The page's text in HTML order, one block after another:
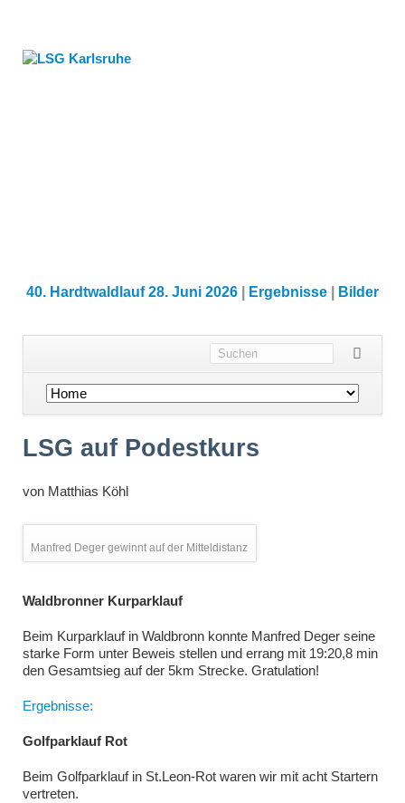
40. Hardtwaldlauf 28. Juni 2026 Ergebnisse Bilder
Navigation
LSG auf Podestkurs
von Matthias Köhl
Manfred Deger gewinnt auf der Mitteldistanz
Waldbronner Kurparklauf
Beim Kurparklauf in Waldbronn konnte Manfred Deger seine
starke Form unter Beweis stellen und errang mit 19:20,8 min
den Gesamtsieg auf der 5km Strecke. Gratulation!
Ergebnisse:
Golfparklauf Rot
Beim Golfparklauf in St.Leon-Rot waren wir mit acht Startern
vertreten.